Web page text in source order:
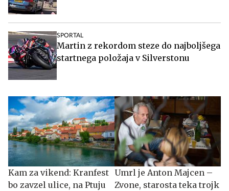
SPORTAL
Martin z rekordom steze do najboljšega
startnega položaja v Silverstonu
Kam za vikend: Kranfest
bo zavzel ulice, na Ptuju
Umrl je Anton Majcen –
Zvone, starosta teka trojk